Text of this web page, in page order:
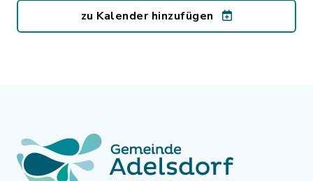
zu Kalender hinzufügen